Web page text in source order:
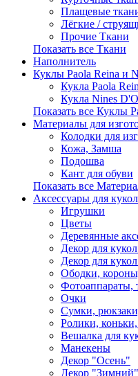
Плащевые
Лёгкие /
Прочие Ткани
Показать все Ткани
Наполнитель
Куклы Paola Reina и
Кукла Paola
Кукла Nines
Показать все Куклы
Материалы для
Колодки для
Кожа, Замша
Подошва
Кант для обуви
Показать все
Аксессуары для
Игрушки
Цветы
Деревянные
Декор для
Декор для
Ободки,
Фотоаппараты,
Очки
Сумки,
Ролики,
Вешалка для
Манекены
Декор "Осень"
Декор "Зимний"